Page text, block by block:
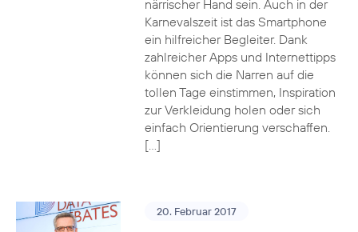
närrischer Hand sein. Auch in der
Karnevalszeit ist das Smartphone
ein hilfreicher Begleiter. Dank
zahlreicher Apps und Internettipps
können sich die Narren auf die
tollen Tage einstimmen, Inspiration
zur Verkleidung holen oder sich
einfach Orientierung verschaffen.
[…]
20. Februar 2017